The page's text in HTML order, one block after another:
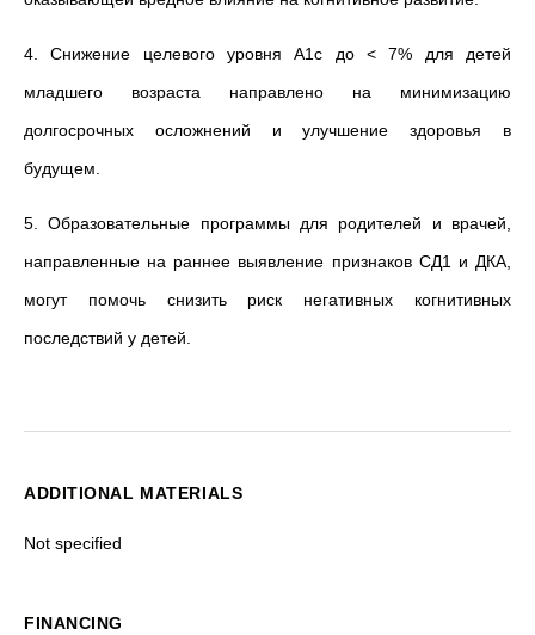
4. Снижение целевого уровня A1c до < 7% для детей
младшего возраста направлено на минимизацию
долгосрочных осложнений и улучшение здоровья в
будущем.
5. Образовательные программы для родителей и врачей,
направленные на раннее выявление признаков СД1 и ДКА,
могут помочь снизить риск негативных когнитивных
последствий у детей.
ADDITIONAL MATERIALS
Not specified
FINANCING